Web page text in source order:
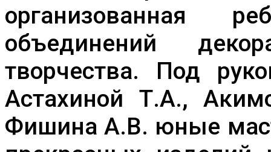
организованная
объединений
творчества. Под
Астахиной Т.А.,
Фишина А.В. юные